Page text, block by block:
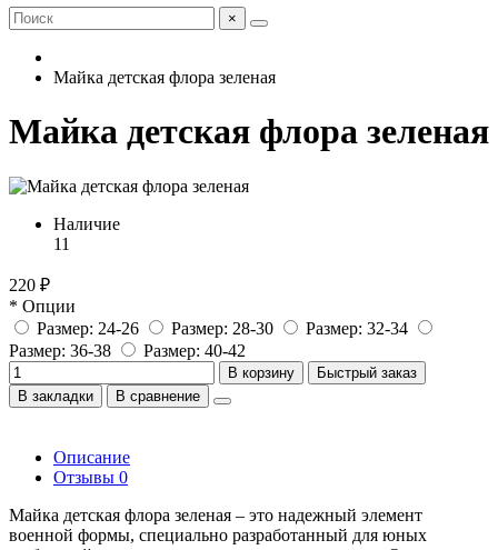
×
Майка детская флора зеленая
Майка детская флора зеленая
Наличие
11
220 ₽
* Опции
Размер: 24-26
Размер: 28-30
Размер: 32-34
Размер: 36-38
Размер: 40-42
В корзину
Быстрый заказ
В закладки
В сравнение
Описание
Отзывы 0
Майка детская флора зеленая – это надежный элемент
военной формы, специально разработанный для юных